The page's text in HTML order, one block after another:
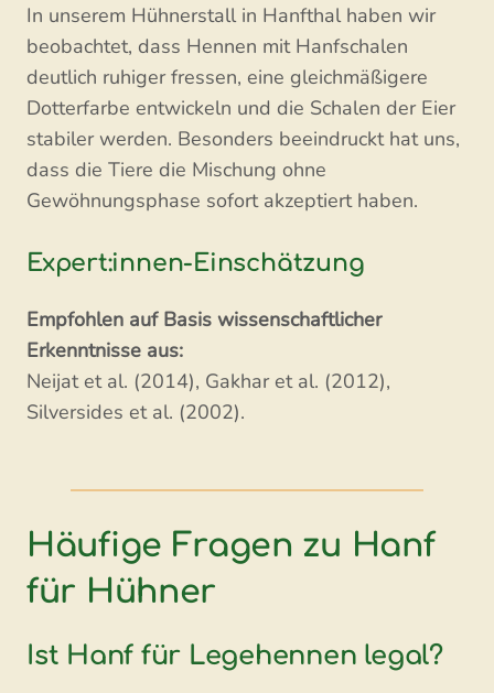
In unserem Hühnerstall in Hanfthal haben wir
beobachtet, dass Hennen mit Hanfschalen
deutlich ruhiger fressen, eine gleichmäßigere
Dotterfarbe entwickeln und die Schalen der Eier
stabiler werden. Besonders beeindruckt hat uns,
dass die Tiere die Mischung ohne
Gewöhnungsphase sofort akzeptiert haben.
Expert:innen-Einschätzung
Empfohlen auf Basis wissenschaftlicher
Erkenntnisse aus:
Neijat et al. (2014), Gakhar et al. (2012),
Silversides et al. (2002).
Häufige Fragen zu Hanf
für Hühner
Ist Hanf für Legehennen legal?